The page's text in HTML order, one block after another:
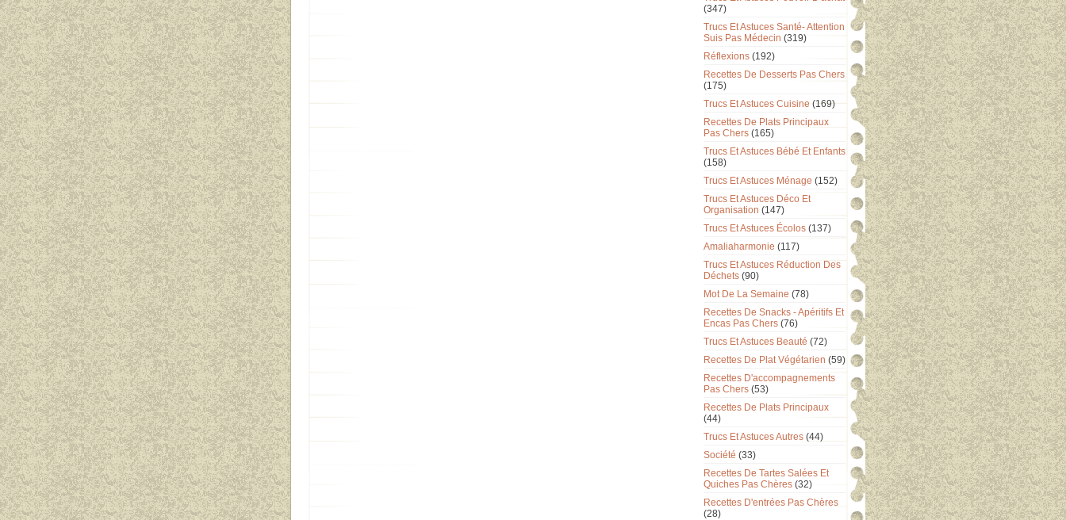
(347)
Trucs Et Astuces Santé- Attention
Suis Pas Médecin (319)
Réflexions (192)
Recettes De Desserts Pas Chers
(175)
Trucs Et Astuces Cuisine (169)
Recettes De Plats Principaux
Pas Chers (165)
Trucs Et Astuces Bébé Et Enfants
(158)
Trucs Et Astuces Ménage (152)
Trucs Et Astuces Déco Et
Organisation (147)
Trucs Et Astuces Écolos (137)
Amaliaharmonie (117)
Trucs Et Astuces Réduction Des
Déchets (90)
Mot De La Semaine (78)
Recettes De Snacks - Apéritifs Et
Encas Pas Chers (76)
Trucs Et Astuces Beauté (72)
Recettes De Plat Végétarien (59)
Recettes D'accompagnements
Pas Chers (53)
Recettes De Plats Principaux
(44)
Trucs Et Astuces Autres (44)
Société (33)
Recettes De Tartes Salées Et
Quiches Pas Chères (32)
Recettes D'entrées Pas Chères
(28)